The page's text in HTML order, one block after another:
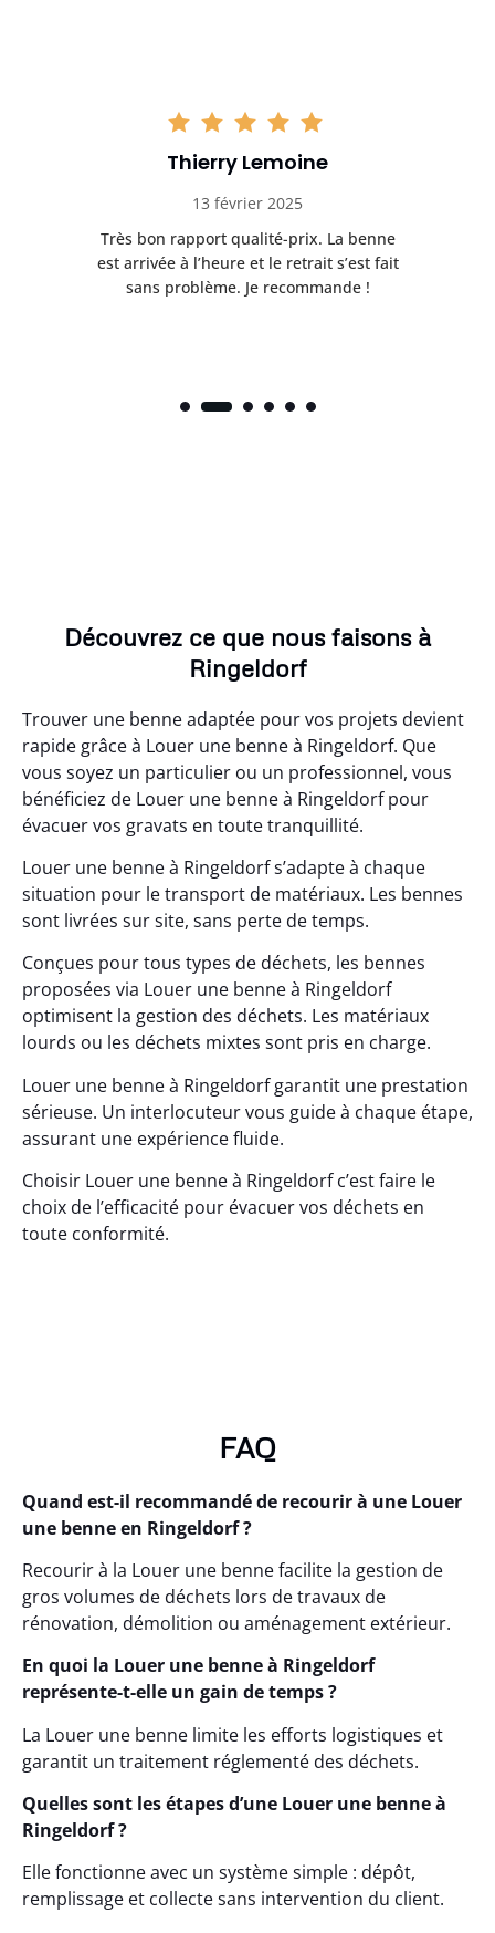
Thierry Lemoine
13 février 2025
Très bon rapport qualité-prix. La benne
est arrivée à l’heure et le retrait s’est fait
sans problème. Je recommande !
Découvrez ce que nous faisons à
Ringeldorf
Trouver une benne adaptée pour vos projets devient
rapide grâce à Louer une benne à Ringeldorf. Que
vous soyez un particulier ou un professionnel, vous
bénéficiez de Louer une benne à Ringeldorf pour
évacuer vos gravats en toute tranquillité.
Louer une benne à Ringeldorf s’adapte à chaque
situation pour le transport de matériaux. Les bennes
sont livrées sur site, sans perte de temps.
Conçues pour tous types de déchets, les bennes
proposées via Louer une benne à Ringeldorf
optimisent la gestion des déchets. Les matériaux
lourds ou les déchets mixtes sont pris en charge.
Louer une benne à Ringeldorf garantit une prestation
sérieuse. Un interlocuteur vous guide à chaque étape,
assurant une expérience fluide.
Choisir Louer une benne à Ringeldorf c’est faire le
choix de l’efficacité pour évacuer vos déchets en
toute conformité.
FAQ
Quand est-il recommandé de recourir à une Louer
une benne en Ringeldorf ?
Recourir à la Louer une benne facilite la gestion de
gros volumes de déchets lors de travaux de
rénovation, démolition ou aménagement extérieur.
En quoi la Louer une benne à Ringeldorf
représente-t-elle un gain de temps ?
La Louer une benne limite les efforts logistiques et
garantit un traitement réglementé des déchets.
Quelles sont les étapes d’une Louer une benne à
Ringeldorf ?
Elle fonctionne avec un système simple : dépôt,
remplissage et collecte sans intervention du client.